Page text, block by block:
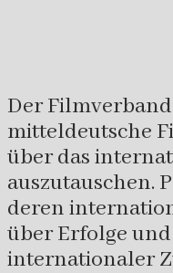
Der
mitteldeutsche
über das
auszutauschen.
deren
über Erfolge
internationaler